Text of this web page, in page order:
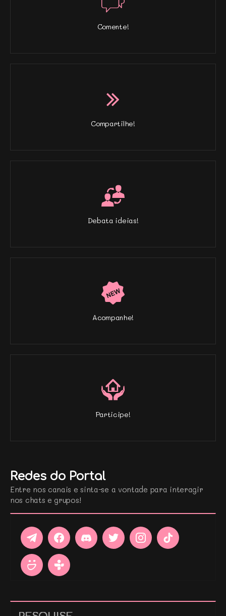
Comente!
Compartilhe!
Debata ideias!
Acompanhe!
Participe!
Redes do Portal
Entre nos canais e sinta-se a vontade para interagir
nos chats e grupos!